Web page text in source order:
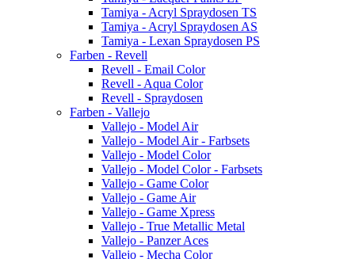
Tamiya - Acryl Spraydosen TS
Tamiya - Acryl Spraydosen AS
Tamiya - Lexan Spraydosen PS
Farben - Revell
Revell - Email Color
Revell - Aqua Color
Revell - Spraydosen
Farben - Vallejo
Vallejo - Model Air
Vallejo - Model Air - Farbsets
Vallejo - Model Color
Vallejo - Model Color - Farbsets
Vallejo - Game Color
Vallejo - Game Air
Vallejo - Game Xpress
Vallejo - True Metallic Metal
Vallejo - Panzer Aces
Vallejo - Mecha Color